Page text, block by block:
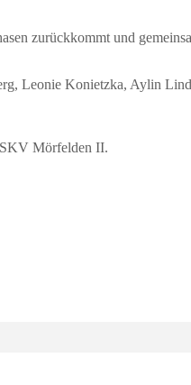
zurückkommt und
Leonie Konietzka, Aylin
SKV Mörfelden II.